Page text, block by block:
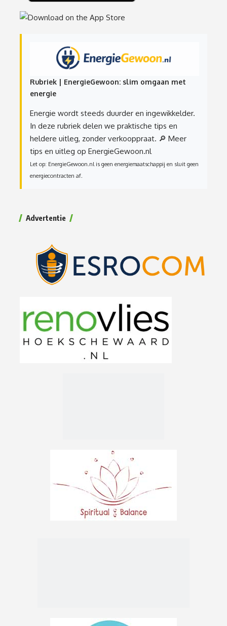
Rubriek | EnergieGewoon: slim omgaan met
energie
Energie wordt steeds duurder en ingewikkelder.
In deze rubriek delen we praktische tips en
heldere uitleg, zonder verkooppraat. 🔎 Meer
tips en uitleg op EnergieGewoon.nl
Let op: EnergieGewoon.nl is geen energiemaatschappij en sluit geen
energiecontracten af.
Advertentie